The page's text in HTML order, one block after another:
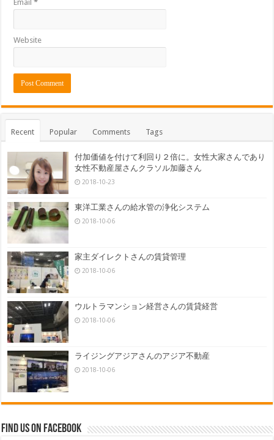
Email*
Website
Recent Popular Comments Tags
付加価値を付けて利回り２倍に。女性大家さんであり
女性不動産屋さんクラソル加藤さん
2018-10-23
東洋工業さんの給水管の浄化システム
2018-10-06
家主ダイレクトさんの賃貸管理
2018-10-06
ウルトラマンション経営さんの賃貸経営
2018-10-06
ライジングアジアさんのアジア不動産
2018-10-06
Find us on Facebook